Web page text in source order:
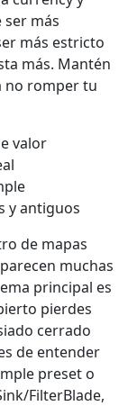
ser más
más estricto
más. Mantén
no romper tu
valor
y antiguos
de mapas
muchas
principal es
pierdes
cerrado
de entender
preset o
FilterBlade,